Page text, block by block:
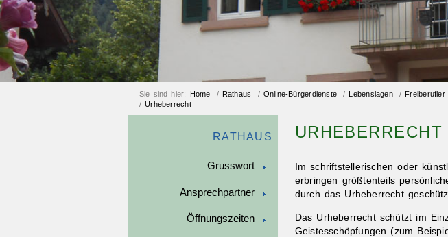
Sie sind hier: Home / Rathaus / Online-Bürgerdienste / Lebenslagen / Freiberufler
/Urheberrecht
RATHAUS
Grusswort
Ansprechpartner
Öffnungszeiten
URHEBERRECHT
Im schriftstellerischen oder
erbringen größtenteils
durch das Urheberrecht
Das Urheberrecht schützt im
Geistesschöpfungen(zum